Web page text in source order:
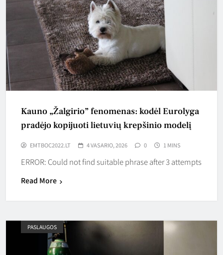
Kauno „Žalgirio” fenomenas: kodėl Eurolyga
pradėjo kopijuoti lietuvių krepšinio modelį
EMTBOC2022.LT 4 VASARIO, 2026 0 1 MINS
ERROR: Could not find suitable phrase after 3 attempts
Read More
PASLAUGOS